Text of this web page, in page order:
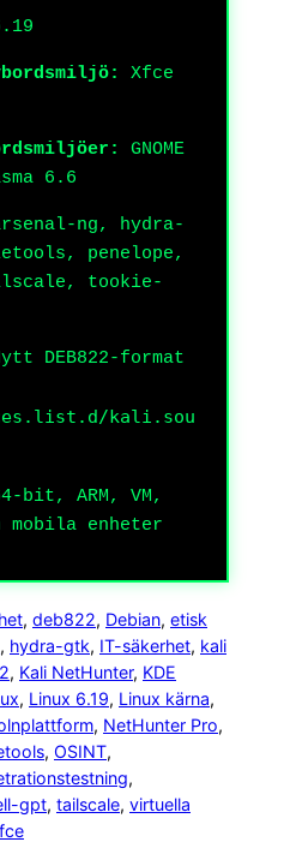
Xfce
GNOME
6.6
ng, hydra-
penelope,
tookie-
DEB822-format
kali.sou
bit, ARM, VM,
mobila enheter
, deb822, Debian, etisk
, hydra-gtk, IT-säkerhet, kali
, Kali NetHunter, KDE
, Linux 6.19, Linux kärna
, NetHunter Pro
, OSINT
gpt, tailscale, virtuella